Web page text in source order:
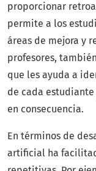
proporcionar
permite a los
áreas de mejora y
profesores,
que les ayuda a
de cada estudiante
en consecuencia.
En términos de
artificial ha